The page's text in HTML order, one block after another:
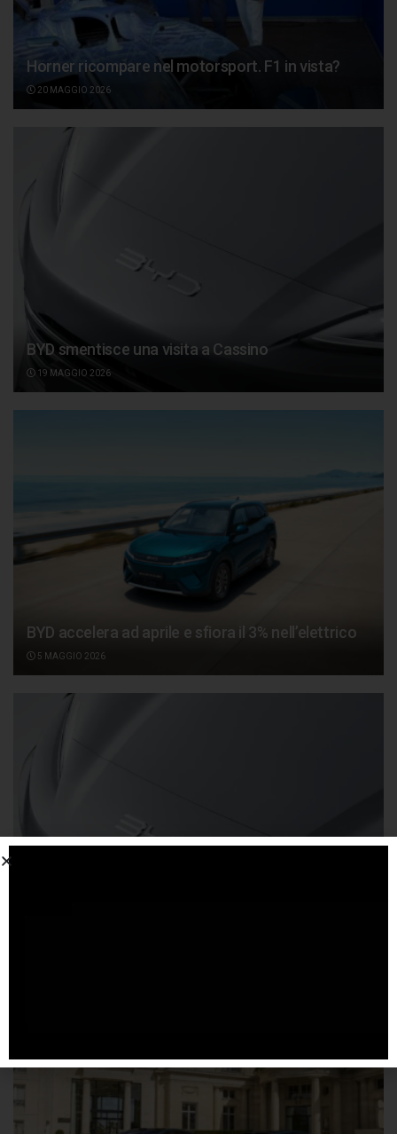
Horner ricompare nel motorsport. F1 in vista?
20 MAGGIO 2026
BYD smentisce una visita a Cassino
19 MAGGIO 2026
BYD accelera ad aprile e sfiora il 3% nell’elettrico
5 MAGGIO 2026